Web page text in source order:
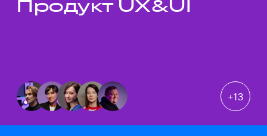
Темы докладов
Продукт UX&UI
+13